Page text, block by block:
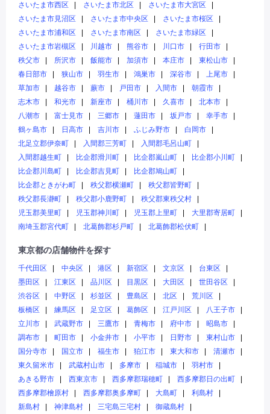
さいたま市西区 さいたま市北区
さいたま市大宮区
さいたま市見沼区
さいたま市中央区
さいたま市桜区
さいたま市浦和区
さいたま市南区
さいたま市緑区
さいたま市岩槻区
川越市 熊谷市 川口市
行田市
秩父市
所沢市 飯能市 加須市 本庄市
東松山市
春日部市
狭山市 羽生市 鴻巣市 深谷市
上尾市
草加市
越谷市 蕨市 戸田市 入間市
朝霞市
志木市
和光市 新座市 桶川市 久喜市
北本市
八潮市
富士見市 三郷市 蓮田市 坂戸市
幸手市
鶴ヶ島市
日高市 吉川市 ふじみ野市
白岡市
北足立郡伊奈町
入間郡三芳町
入間郡毛呂山町
入間郡越生町
比企郡滑川町 比企郡嵐山町
比企郡小川町
比企郡川島町
比企郡吉見町
比企郡鳩山町
比企郡ときがわ町
秩父郡横瀬町
秩父郡皆野町
秩父郡長瀞町
秩父郡小鹿野町
秩父郡東秩父村
児玉郡美里町
児玉郡神川町 児玉郡上里町
大里郡寄居町
南埼玉郡宮代町
北葛飾郡杉戸町 北葛飾郡松伏町
東京都の店舗物件を探す
千代田区 中央区 港区 新宿区 文京区
台東区
墨田区
江東区 品川区 目黒区 大田区
世田谷区
渋谷区
中野区 杉並区 豊島区 北区
荒川区
板橋区
練馬区 足立区 葛飾区 江戸川区
八王子市
立川市
武蔵野市 三鷹市 青梅市 府中市
昭島市
調布市
町田市 小金井市 小平市 日野市
東村山市
国分寺市
国立市 福生市 狛江市 東大和市
清瀬市
東久留米市
武蔵村山市 多摩市 稲城市
羽村市
あきる野市
西東京市 西多摩郡瑞穂町
西多摩郡日の出町
西多摩郡檜原村
西多摩郡奥多摩町 大島町
利島村
新島村
神津島村 三宅島三宅村
御蔵島村